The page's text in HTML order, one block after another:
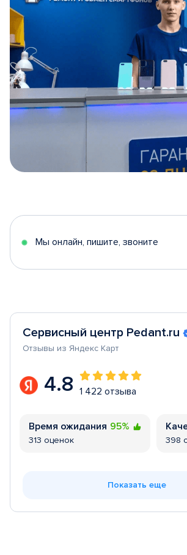
5
Мы онлайн, пишите, звоните
Сервисный центр Pedant.ru
Отзывы из Яндекс Карт
4.8 1 422 отзыва
Время ожидания 95%
313 оценок 398
Показать еще